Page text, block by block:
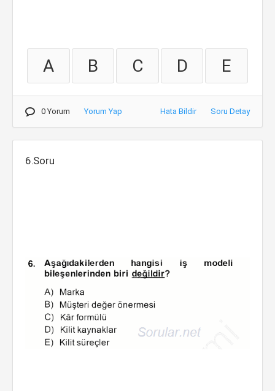
A B C D E
0 Yorum Yorum Yap Hata Bildir Soru Detay
6.Soru